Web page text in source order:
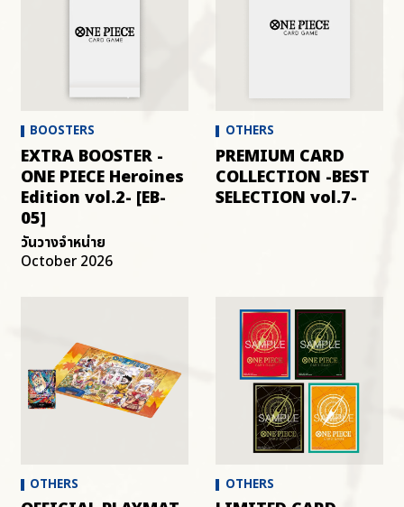
OTHER
BOOSTERS
EXTRA BOOSTER -
ONE PIECE Heroines
Edition vol.2- [EB-
05]
วันวางจำหน่าย
October 2026
OTHERS
PREMIUM CARD
COLLECTION -BEST
SELECTION vol.7-
OTHERS OTHERS